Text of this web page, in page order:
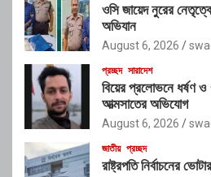
ওসি জায়েদ নুরের
অভিযান
August 6, 2026
প্রচ্ছদ সারাদেশ
বিয়ের প্রলোভনে ধর্ষণ ও
আত্মসাতের অভিযোগ
August 6, 2026
জাতীয় প্রচ্ছদ
রাষ্ট্রপতি নির্বাচনের